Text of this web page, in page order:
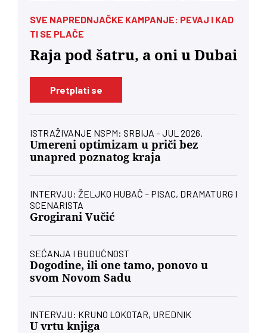
SVE NAPREDNJAČKE KAMPANJE: PEVAJ I KAD
TI SE PLAČE
Raja pod šatru, a oni u Dubai
Pretplati se
ISTRAŽIVANJE NSPM: SRBIJA – JUL 2026.
Umereni optimizam u priči bez
unapred poznatog kraja
INTERVJU: ŽELJKO HUBAČ – PISAC, DRAMATURG I
SCENARISTA
Grogirani Vučić
SEĆANJA I BUDUĆNOST
Dogodine, ili one tamo, ponovo u
svom Novom Sadu
INTERVJU: KRUNO LOKOTAR, UREDNIK
U vrtu knjiga